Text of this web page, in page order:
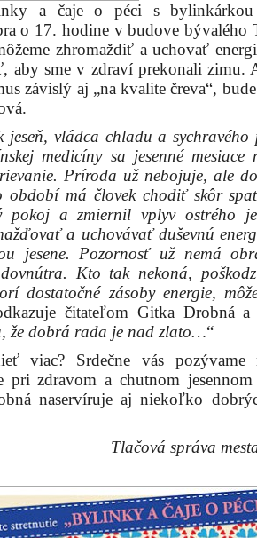
a čaje o péci s
o 17. hodine v budove bývalého
zhromaždiť a uchovať
aby sme v zdraví prekonali zimu.
závislý aj „na kvalite čreva“,
jeseň, vládca chladu a sychravého
medicíny sa jesenné mesiace
Príroda už nebojuje, ale
období má človek chodiť skôr
pokoj a zmiernil vplyv ostrého
a uchovávať duševnú
jesene. Pozornosť už nemá
Kto tak nekoná,
dostatočné zásoby energie,
čitateľom Gitka Drobná a
že dobrá rada je nad zlato…“
viac? Srdečne vás pozývame
pri zdravom a chutnom
naservíruje aj niekoľko
Tlačová správa